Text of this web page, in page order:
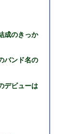
成のきっか
バンド名の
デビューは